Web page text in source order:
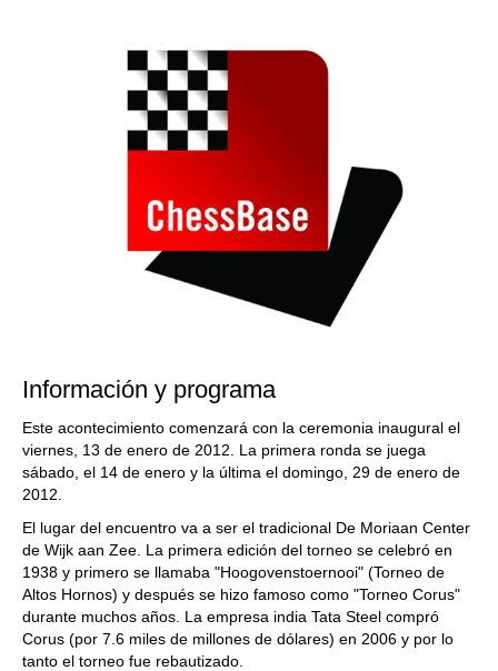
Información y programa
Este acontecimiento comenzará con la ceremonia inaugural el
viernes, 13 de enero de 2012. La primera ronda se juega
sábado, el 14 de enero y la última el domingo, 29 de enero de
2012.
El lugar del encuentro va a ser el tradicional De Moriaan Center
de Wijk aan Zee . La primera edición del torneo se celebró en
1938 y primero se llamaba "Hoogovenstoernooi" (Torneo de
Altos Hornos) y después se hizo famoso como "Torneo Corus"
durante muchos años. La empresa india Tata Steel compró
Corus (por 7.6 miles de millones de dólares) en 2006 y por lo
tanto el torneo fue rebautizado.